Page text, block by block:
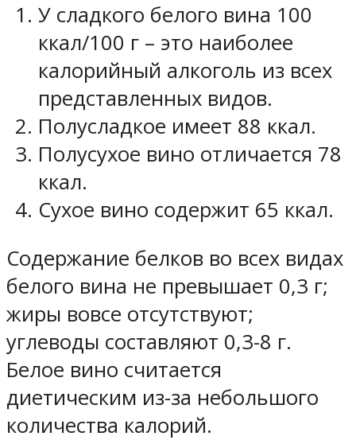
У сладкого белого вина 100
ккал/100 г – это наиболее
калорийный алкоголь из всех
представленных видов.
Полусладкое имеет 88 ккал.
Полусухое вино отличается 78
ккал.
Сухое вино содержит 65 ккал.
Содержание белков во всех видах
белого вина не превышает 0,3 г;
жиры вовсе отсутствуют;
углеводы составляют 0,3-8 г.
Белое вино считается
диетическим из-за небольшого
количества калорий.